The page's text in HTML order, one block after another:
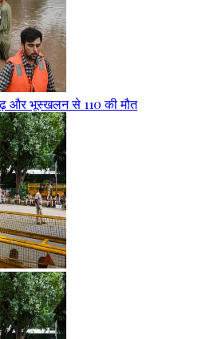
और भूस्खलन से 110 की मौत